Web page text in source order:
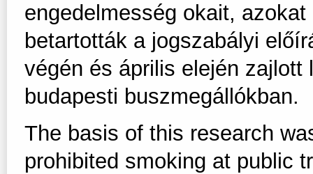
engedelmesség okait,
betartották a jogszabályi
végén és április elején
budapesti buszmegállókban.
The basis of this research
prohibited smoking at public